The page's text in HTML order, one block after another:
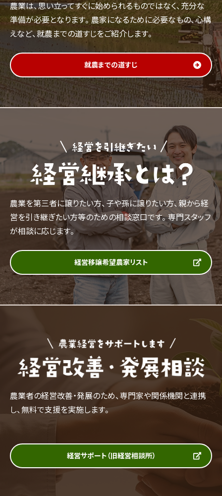
農業は、思い立ってすぐに始められるものではなく、充分な
準備が必要となります。農家になるために必要なもの、心構
えなど、就農までの道すじをご紹介します。
就農までの道すじ
農業を第三者に譲りたい方、子や孫に譲りたい方、親から経
営を引き継ぎたい方等のための相談窓口です。専門スタッフ
が相談に応じます。
経営移譲希望農家リスト
農業者の経営改善・発展のため、専門家や関係機関と連携
し、無料で支援を実施します。
経営サポート（旧経営相談所）